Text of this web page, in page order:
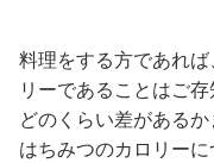
料理をする方であれ
リーであることはご
どのくらい差がある
はちみつのカロリーに